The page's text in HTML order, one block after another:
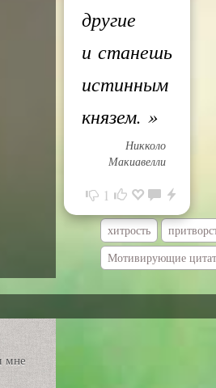
другие
и станешь
истинным
князем. »
Никколо
Макиавелли
1
хитрость
Мотивирующие
мне